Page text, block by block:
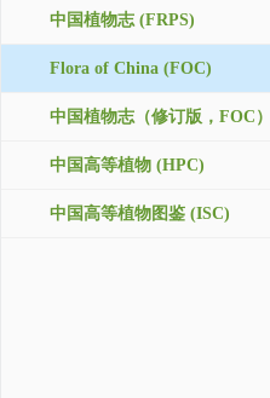
中国植物志 (FRPS)
Flora of China (FOC)
中国植物志（修订版，FOC）
中国高等植物 (HPC)
中国高等植物图鉴 (ISC)